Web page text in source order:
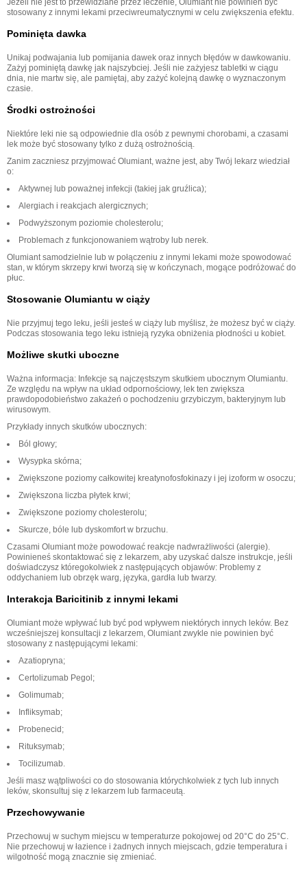
stosowany z innymi lekami przeciwreumatycznymi w celu zwiększenia efektu.
Pominięta dawka
Unikaj podwajania lub pomijania dawek oraz innych błędów w dawkowaniu.
Zażyj pominiętą dawkę jak najszybciej. Jeśli nie zażyjesz tabletki w ciągu
dnia, nie martw się, ale pamiętaj, aby zażyć kolejną dawkę o wyznaczonym
czasie.
Środki ostrożności
Niektóre leki nie są odpowiednie dla osób z pewnymi chorobami, a czasami
lek może być stosowany tylko z dużą ostrożnością.
Zanim zaczniesz przyjmować Olumiant, ważne jest, aby Twój lekarz wiedział
o:
Aktywnej lub poważnej infekcji (takiej jak gruźlica);
Alergiach i reakcjach alergicznych;
Podwyższonym poziomie cholesterolu;
Problemach z funkcjonowaniem wątroby lub nerek.
Olumiant samodzielnie lub w połączeniu z innymi lekami może spowodować
stan, w którym skrzepy krwi tworzą się w kończynach, mogące podróżować do
płuc.
Stosowanie Olumiantu w ciąży
Nie przyjmuj tego leku, jeśli jesteś w ciąży lub myślisz, że możesz być w ciąży.
Podczas stosowania tego leku istnieją ryzyka obniżenia płodności u kobiet.
Możliwe skutki uboczne
Ważna informacja: Infekcje są najczęstszym skutkiem ubocznym Olumiantu.
Ze względu na wpływ na układ odpornościowy, lek ten zwiększa
prawdopodobieństwo zakażeń o pochodzeniu grzybiczym, bakteryjnym lub
wirusowym.
Przykłady innych skutków ubocznych:
Ból głowy;
Wysypka skórna;
Zwiększone poziomy całkowitej kreatynofosfokinazy i jej izoform w osoczu;
Zwiększona liczba płytek krwi;
Zwiększone poziomy cholesterolu;
Skurcze, bóle lub dyskomfort w brzuchu.
Czasami Olumiant może powodować reakcje nadwrażliwości (alergie).
Powinieneś skontaktować się z lekarzem, aby uzyskać dalsze instrukcje, jeśli
doświadczysz któregokolwiek z następujących objawów: Problemy z
oddychaniem lub obrzęk warg, języka, gardła lub twarzy.
Interakcja Baricitinib z innymi lekami
Olumiant może wpływać lub być pod wpływem niektórych innych leków. Bez
wcześniejszej konsultacji z lekarzem, Olumiant zwykle nie powinien być
stosowany z następującymi lekami:
Azatiopryna;
Certolizumab Pegol;
Golimumab;
Infliksymab;
Probenecid;
Rituksymab;
Tocilizumab.
Jeśli masz wątpliwości co do stosowania którychkolwiek z tych lub innych
leków, skonsultuj się z lekarzem lub farmaceutą.
Przechowywanie
Przechowuj w suchym miejscu w temperaturze pokojowej od 20°C do 25°C.
Nie przechowuj w łazience i żadnych innych miejscach, gdzie temperatura i
wilgotność mogą znacznie się zmieniać.